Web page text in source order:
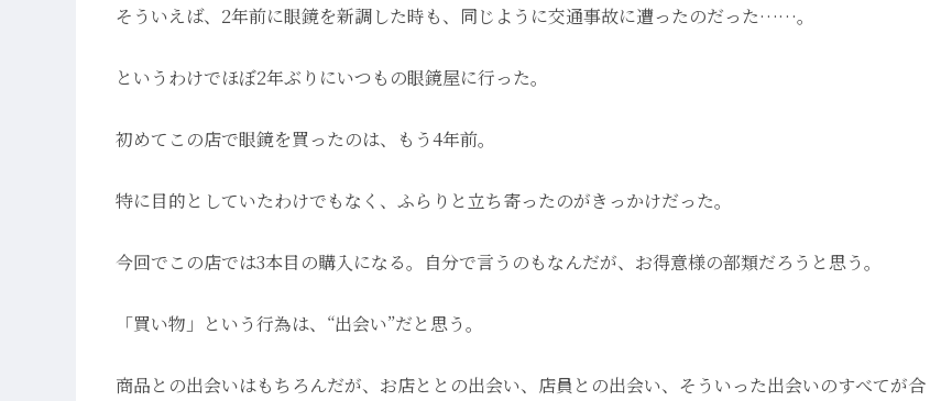
そういえば、2年前に眼鏡を新調した時も、同じように交通事故に遭ったのだった……。
というわけでほぼ2年ぶりにいつもの眼鏡屋に行った。
初めてこの店で眼鏡を買ったのは、もう4年前。
特に目的としていたわけでもなく、ふらりと立ち寄ったのがきっかけだった。
今回でこの店では3本目の購入になる。自分で言うのもなんだが、お得意様の部類だろうと思う。
「買い物」という行為は、“出会い”だと思う。
商品との出会いはもちろんだが、お店ととの出会い、店員との出会い、そういった出会いのすべてが合